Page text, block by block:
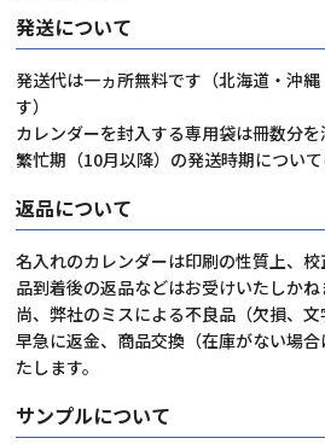
発送について
発送代は一ヵ所無料です（北海道・沖
す）
カレンダーを封入する専用袋は冊数分を
繁忙期（10月以降）の発送時期について
返品について
名入れのカレンダーは印刷の性質上、
品到着後の返品などはお受けいたしかね
尚、弊社のミスによる不良品（欠損、文
早急に返金、商品交換（在庫がない場
たします。
サンプルについて